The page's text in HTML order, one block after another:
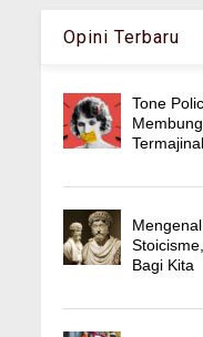
Opini Terbaru
Tone
Bagi Kita